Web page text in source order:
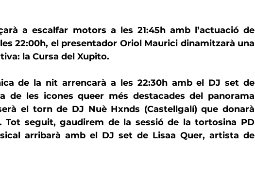
22:00h, el presentador Oriol Maurici dinamitzarà una
la Cursa del Xupito.
de les icones queer més destacades del panorama
el torn de DJ Nuè Hxnds (Castellgalí) que donarà
Tot seguit, gaudirem de la sessió de la tortosina PD
arribarà amb el DJ set de Lisaa Quer, artista de